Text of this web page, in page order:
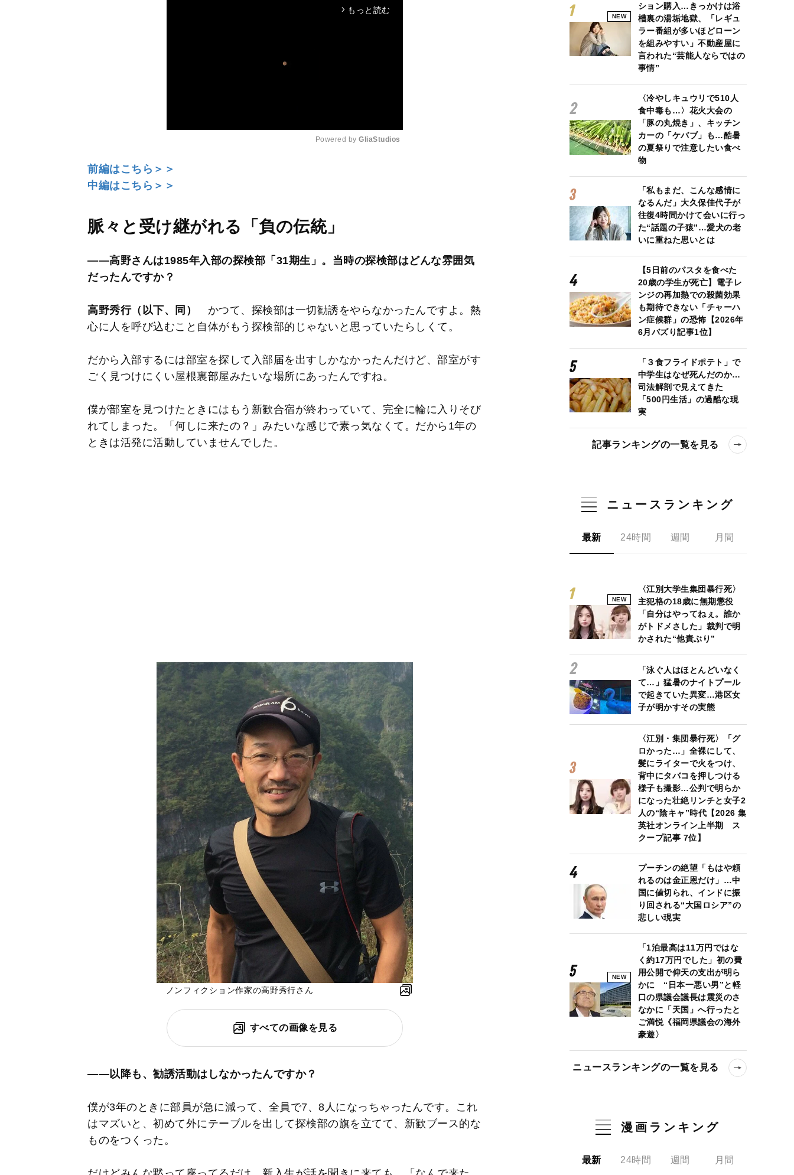
arrow_forward_ios もっと読む
Powered by GliaStudios
前編はこちら＞＞
中編はこちら＞＞
脈々と受け継がれる「負の伝統」
――高野さんは1985年入部の探検部「31期生」。当時の探検部はどんな雰囲気
だったんですか？
高野秀行（以下、同）
かつて、探検部は一切勧誘をやらなかったんですよ。熱
心に人を呼び込むこと自体がもう探検部的じゃないと思っていたらしくて。
だから入部するには部室を探して入部届を出すしかなかったんだけど、部室がす
ごく見つけにくい屋根裏部屋みたいな場所にあったんですね。
僕が部室を見つけたときにはもう新歓合宿が終わっていて、完全に輪に入りそび
れてしまった。「何しに来たの？」みたいな感じで素っ気なくて。だから1年の
ときは活発に活動していませんでした。
ノンフィクション作家の高野秀行さん
すべての画像を見る
――以降も、勧誘活動はしなかったんですか？
僕が3年のときに部員が急に減って、全員で7、8人になっちゃったんです。これ
はマズいと、初めて外にテーブルを出して探検部の旗を立てて、新歓ブース的な
ものをつくった。
NEW
ション購入…きっかけは浴
槽裏の湯垢地獄、「レギュ
ラー番組が多いほどローン
を組みやすい」不動産屋に
言われた“芸能人ならではの
事情”
〈冷やしキュウリで510人
食中毒も…〉花火大会の
「豚の丸焼き」、キッチン
カーの「ケバブ」も…酷暑
の夏祭りで注意したい食べ
物
「私もまだ、こんな感情に
なるんだ」大久保佳代子が
往復4時間かけて会いに行っ
た“話題の子猿”…愛犬の老
いに重ねた思いとは
【5日前のパスタを食べた
20歳の学生が死亡】電子レ
ンジの再加熱での殺菌効果
も期待できない「チャーハ
ン症候群」の恐怖【2026年
6月バズり記事1位】
「３食フライドポテト」で
中学生はなぜ死んだのか…
司法解剖で見えてきた
「500円生活」の過酷な現
実
記事ランキングの一覧を見る
ニュースランキング
最新 24時間 週間 月間
NEW
〈江別大学生集団暴行死〉
主犯格の18歳に無期懲役
「自分はやってねぇ。誰か
がトドメさした」裁判で明
かされた“他責ぶり”
「泳ぐ人はほとんどいなく
て…」猛暑のナイトプール
で起きていた異変…港区女
子が明かすその実態
〈江別・集団暴行死〉「グ
ロかった…」全裸にして、
髪にライターで火をつけ、
背中にタバコを押しつける
様子も撮影…公判で明らか
になった壮絶リンチと女子2
人の“陰キャ”時代【2026 集
英社オンライン上半期 ス
クープ記事 7位】
プーチンの絶望「もはや頼
れるのは金正恩だけ」…中
国に値切られ、インドに振
り回される“大国ロシア”の
悲しい現実
NEW
「1泊最高は11万円ではな
く約17万円でした」初の費
用公開で仰天の支出が明ら
かに “日本一悪い男”と軽
口の県議会議長は震災のさ
なかに「天国」へ行ったと
ご満悦《福岡県議会の海外
豪遊〉
ニュースランキングの一覧を見る
漫画ランキング
最新 24時間 週間 月間